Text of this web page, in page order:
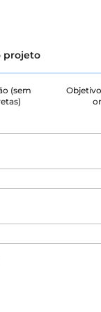
projeto
(sem